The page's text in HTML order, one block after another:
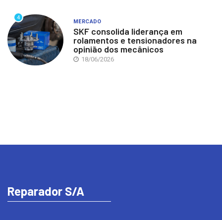
4
MERCADO
SKF consolida liderança em
rolamentos e tensionadores na
opinião dos mecânicos
18/06/2026
Reparador S/A